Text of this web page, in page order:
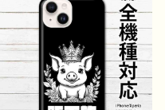
oid アンドロイド おすす
め 個性的 人気 イラス
トレーター 絵師 クリエ
イター オリジナル デザ
イン グッズ タイトル：脱
法寿司 作：んごミック G